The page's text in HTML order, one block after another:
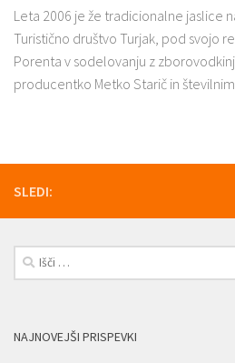
Leta 2006 je že tradicionalne jaslice
Turistično društvo Turjak, pod svojo
Porenta v sodelovanju z
producentko Metko Starič in
SLEDI:
Išči:
NAJNOVEJŠI PRISPEVKI